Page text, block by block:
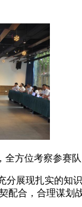
方位考察参赛
展现扎实的
合，合理谋